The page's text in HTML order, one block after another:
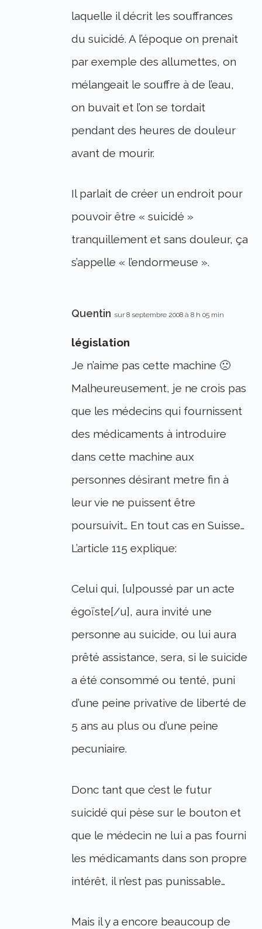
laquelle il décrit les souffrances
du suicidé. A l’époque on prenait
par exemple des allumettes, on
mélangeait le souffre à de l’eau,
on buvait et l’on se tordait
pendant des heures de douleur
avant de mourir.
Il parlait de créer un endroit pour
pouvoir être « suicidé »
tranquillement et sans douleur, ça
s’appelle « l’endormeuse ».
Quentin sur 8 septembre 2008 à 8 h 05 min
législation
Je n’aime pas cette machine 🙁
Malheureusement, je ne crois pas
que les médecins qui fournissent
des médicaments à introduire
dans cette machine aux
personnes désirant metre fin à
leur vie ne puissent être
poursuivit… En tout cas en Suisse…
L’article 115 explique:
Celui qui, [u]poussé par un acte
égoïste[/u], aura invité une
personne au suicide, ou lui aura
prêté assistance, sera, si le suicide
a été consommé ou tenté, puni
d’une peine privative de liberté de
5 ans au plus ou d’une peine
pecuniaire.
Donc tant que c’est le futur
suicidé qui pèse sur le bouton et
que le médecin ne lui a pas fourni
les médicamants dans son propre
intérêt, il n’est pas punissable…
Mais il y a encore beaucoup de